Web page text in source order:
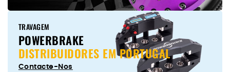
TRAVAGEM
POWERBRAKE
DISTRIBUIDORES EM PORTUGAL
Contacte-Nos